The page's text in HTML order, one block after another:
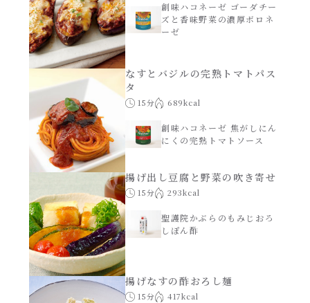
創味ハコネーゼ ゴーダチー
ズと香味野菜の濃厚ボロネ
ーゼ
なすとバジルの完熟トマトパス
タ
15分 689kcal
創味ハコネーゼ 焦がしにん
にくの完熟トマトソース
揚げ出し豆腐と野菜の吹き寄せ
15分 293kcal
聖護院かぶらのもみじおろ
しぽん酢
揚げなすの酢おろし麺
15分 417kcal